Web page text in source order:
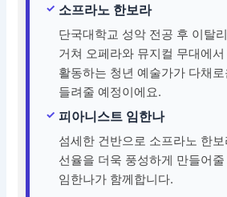
소프라노 한보라
단국대학교 성악 전공 후 이탈
거쳐 오페라와 뮤지컬 무대에
활동하는 청년 예술가가 다채
들려줄 예정이에요.
피아니스트 임한나
섬세한 건반으로 소프라노 한
선율을 더욱 풍성하게 만들어
임한나가 함께합니다.